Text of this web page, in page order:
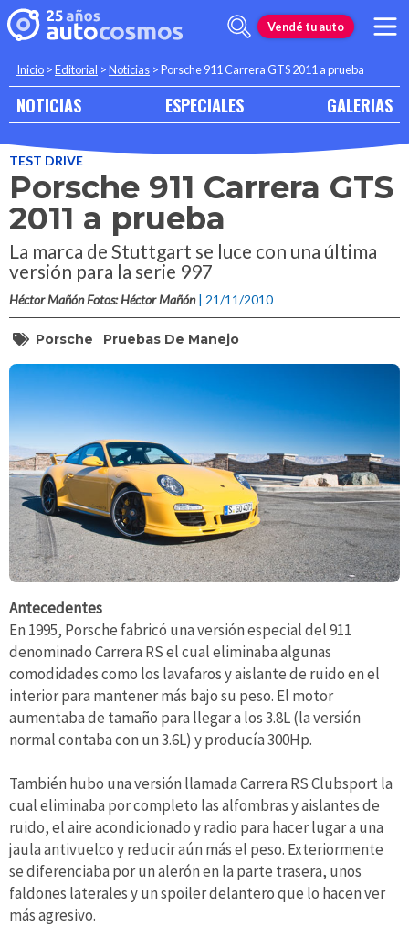
Vendé tu auto
Inicio >Editorial >Noticias >Porsche 911 Carrera GTS 2011 a prueba
NOTICIAS ESPECIALES GALERIAS
TEST DRIVE
Porsche 911 Carrera GTS
2011 a prueba
La marca de Stuttgart se luce con una última
versión para la serie 997
Héctor Mañón Fotos: Héctor Mañón | 21/11/2010
Porsche Pruebas De Manejo
Antecedentes
En 1995, Porsche fabricó una versión especial del 911
denominado Carrera RS el cual eliminaba algunas
comodidades como los lavafaros y aislante de ruido en el
interior para mantener más bajo su peso. El motor
aumentaba de tamaño para llegar a los 3.8L (la versión
normal contaba con un 3.6L) y producía 300Hp.
También hubo una versión llamada Carrera RS Clubsport la
cual eliminaba por completo las alfombras y aislantes de
ruido, el aire acondicionado y radio para hacer lugar a una
jaula antivuelco y reducir aún más el peso. Exteriormente
se diferenciaba por un alerón en la parte trasera, unos
faldones laterales y un spoiler delantero que lo hacen ver
más agresivo.